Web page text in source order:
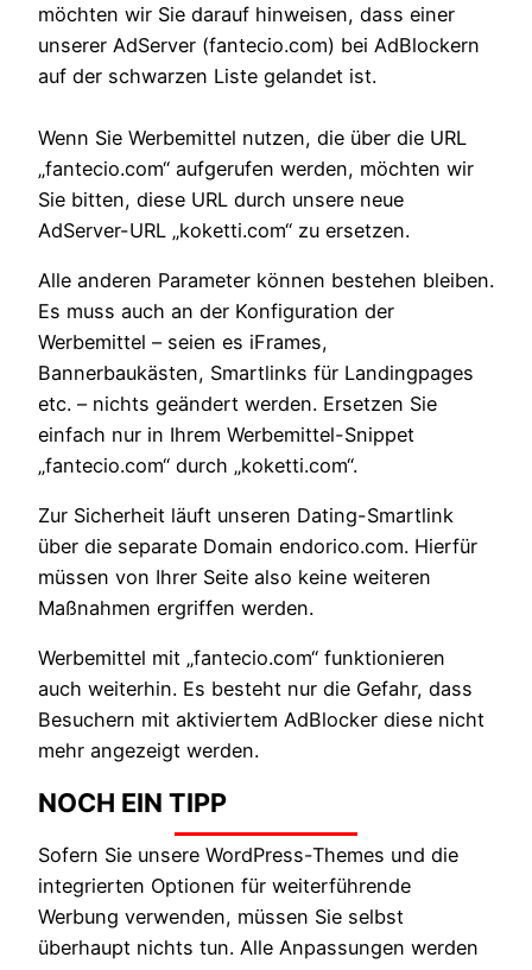
möchten wir Sie darauf hinweisen, dass einer
unserer AdServer (fantecio.com) bei AdBlockern
auf der schwarzen Liste gelandet ist.
Wenn Sie Werbemittel nutzen, die über die URL
„fantecio.com“ aufgerufen werden, möchten wir
Sie bitten, diese URL durch unsere neue
AdServer-URL „koketti.com“ zu ersetzen.
Alle anderen Parameter können bestehen bleiben.
Es muss auch an der Konfiguration der
Werbemittel – seien es iFrames,
Bannerbaukästen, Smartlinks für Landingpages
etc. – nichts geändert werden. Ersetzen Sie
einfach nur in Ihrem Werbemittel-Snippet
„fantecio.com“ durch „koketti.com“.
Zur Sicherheit läuft unseren Dating-Smartlink
über die separate Domain endorico.com. Hierfür
müssen von Ihrer Seite also keine weiteren
Maßnahmen ergriffen werden.
Werbemittel mit „fantecio.com“ funktionieren
auch weiterhin. Es besteht nur die Gefahr, dass
Besuchern mit aktiviertem AdBlocker diese nicht
mehr angezeigt werden.
NOCH EIN TIPP
Sofern Sie unsere WordPress-Themes und die
integrierten Optionen für weiterführende
Werbung verwenden, müssen Sie selbst
überhaupt nichts tun. Alle Anpassungen werden